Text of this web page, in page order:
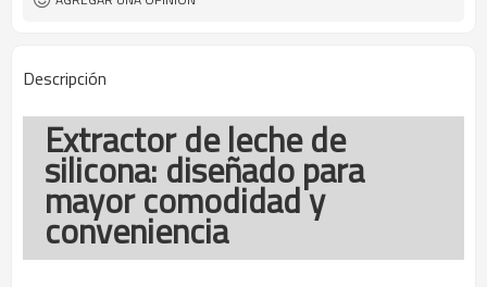
Descripción
Extractor de leche de
silicona: diseñado para
mayor comodidad y
conveniencia